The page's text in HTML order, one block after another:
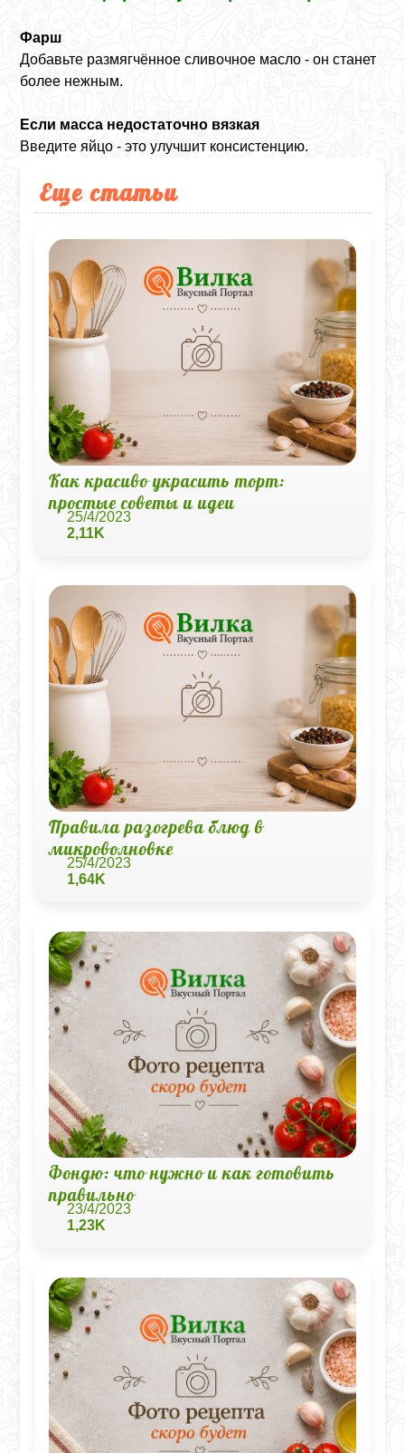
Фарш
Добавьте размягчённое сливочное масло - он станет
более нежным.
Если масса недостаточно вязкая
Введите яйцо - это улучшит консистенцию.
Еще статьи
Как красиво украсить торт:
простые советы и идеи
25/4/2023
2,11K
Правила разогрева блюд в
микроволновке
25/4/2023
1,64K
Фондю: что нужно и как готовить
правильно
23/4/2023
1,23K